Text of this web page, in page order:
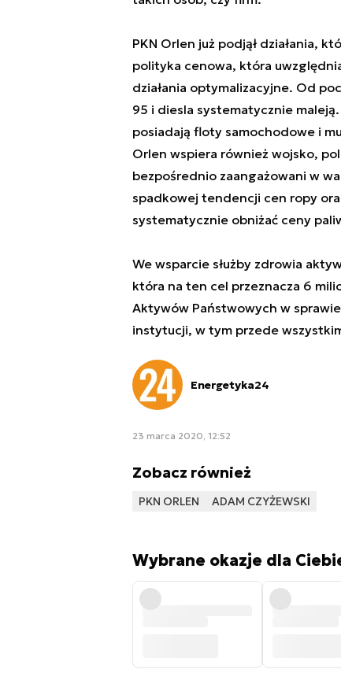
PKN Orlen już podjął działania,
polityka cenowa, która
działania optymalizacyjne. Od
95 i diesla systematycznie
posiadają floty samochodowe i
Orlen wspiera również wojsko,
bezpośrednio zaangażowani w
spadkowej tendencji cen ropy
systematycznie obniżać ceny
We wsparcie służby zdrowia
która na ten cel przeznacza 6
Aktywów Państwowych w
instytucji, w tym przede
Energetyka24
23 marca 2020, 12:52
Zobacz również
PKN ORLEN ADAM CZYŻEWSKI
Wybrane okazje dla